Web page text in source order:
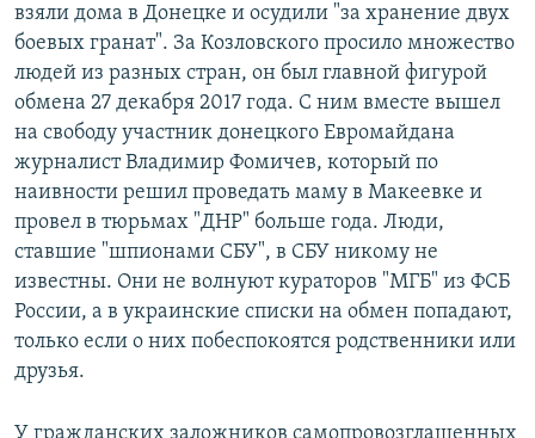
взяли дома в Донецке и осудили "за хранение двух
боевых гранат". За Козловского просило множество
людей из разных стран, он был главной фигурой
обмена 27 декабря 2017 года. С ним вместе вышел
на свободу участник донецкого Евромайдана
журналист Владимир Фомичев, который по
наивности решил проведать маму в Макеевке и
провел в тюрьмах "ДНР" больше года. Люди,
ставшие "шпионами СБУ", в СБУ никому не
известны. Они не волнуют кураторов "МГБ" из ФСБ
России, а в украинские списки на обмен попадают,
только если о них побеспокоятся родственники или
друзья.